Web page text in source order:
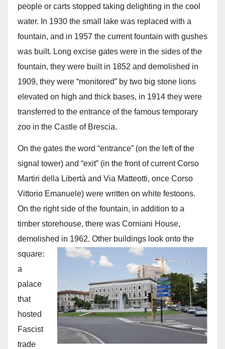
people or carts stopped taking delighting in the cool
water. In 1930 the small lake was replaced with a
fountain, and in 1957 the current fountain with gushes
was built. Long excise gates were in the sides of the
fountain, they were built in 1852 and demolished in
1909, they were “monitored” by two big stone lions
elevated on high and thick bases, in 1914 they were
transferred to the entrance of the famous temporary
zoo in the Castle of Brescia.
On the gates the word “entrance” (on the left of the
signal tower) and “exit” (in the front of current Corso
Martiri della Libertà and Via Matteotti, once Corso
Vittorio Emanuele) were written on white festoons.
On the right side of the fountain, in addition to a
timber storehouse, there was Corniani House,
demolished in 1962. Other buildings look onto the
square:
a
palace
that
hosted
Fascist
trade